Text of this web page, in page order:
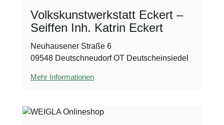
Volkskunstwerkstatt Eckert –
Seiffen Inh. Katrin Eckert
Neuhausener Straße 6
09548 Deutschneudorf OT Deutscheinsiedel
Mehr Informationen